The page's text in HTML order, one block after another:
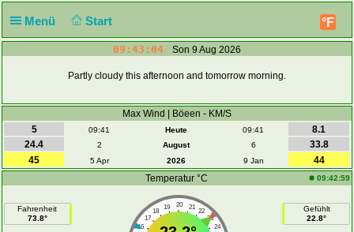
Menü Start °F
09:43:04 Son 9 Aug 2026
Partly cloudy this afternoon and tomorrow morning.
Max Wind | Böeen - KM/S
5
09:41 Heute 09:41
8.1
24.4
2 August 6
33.8
45
5 Apr 2026 9 Jan
44
Temperatur °C
09:42:59
Fahrenheit
73.8°
20
19 21
18
22
17
23
16
24
Gefühlt
22.8°